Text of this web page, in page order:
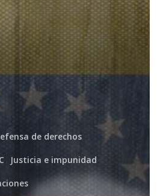
de derechos
Justicia e impunidad